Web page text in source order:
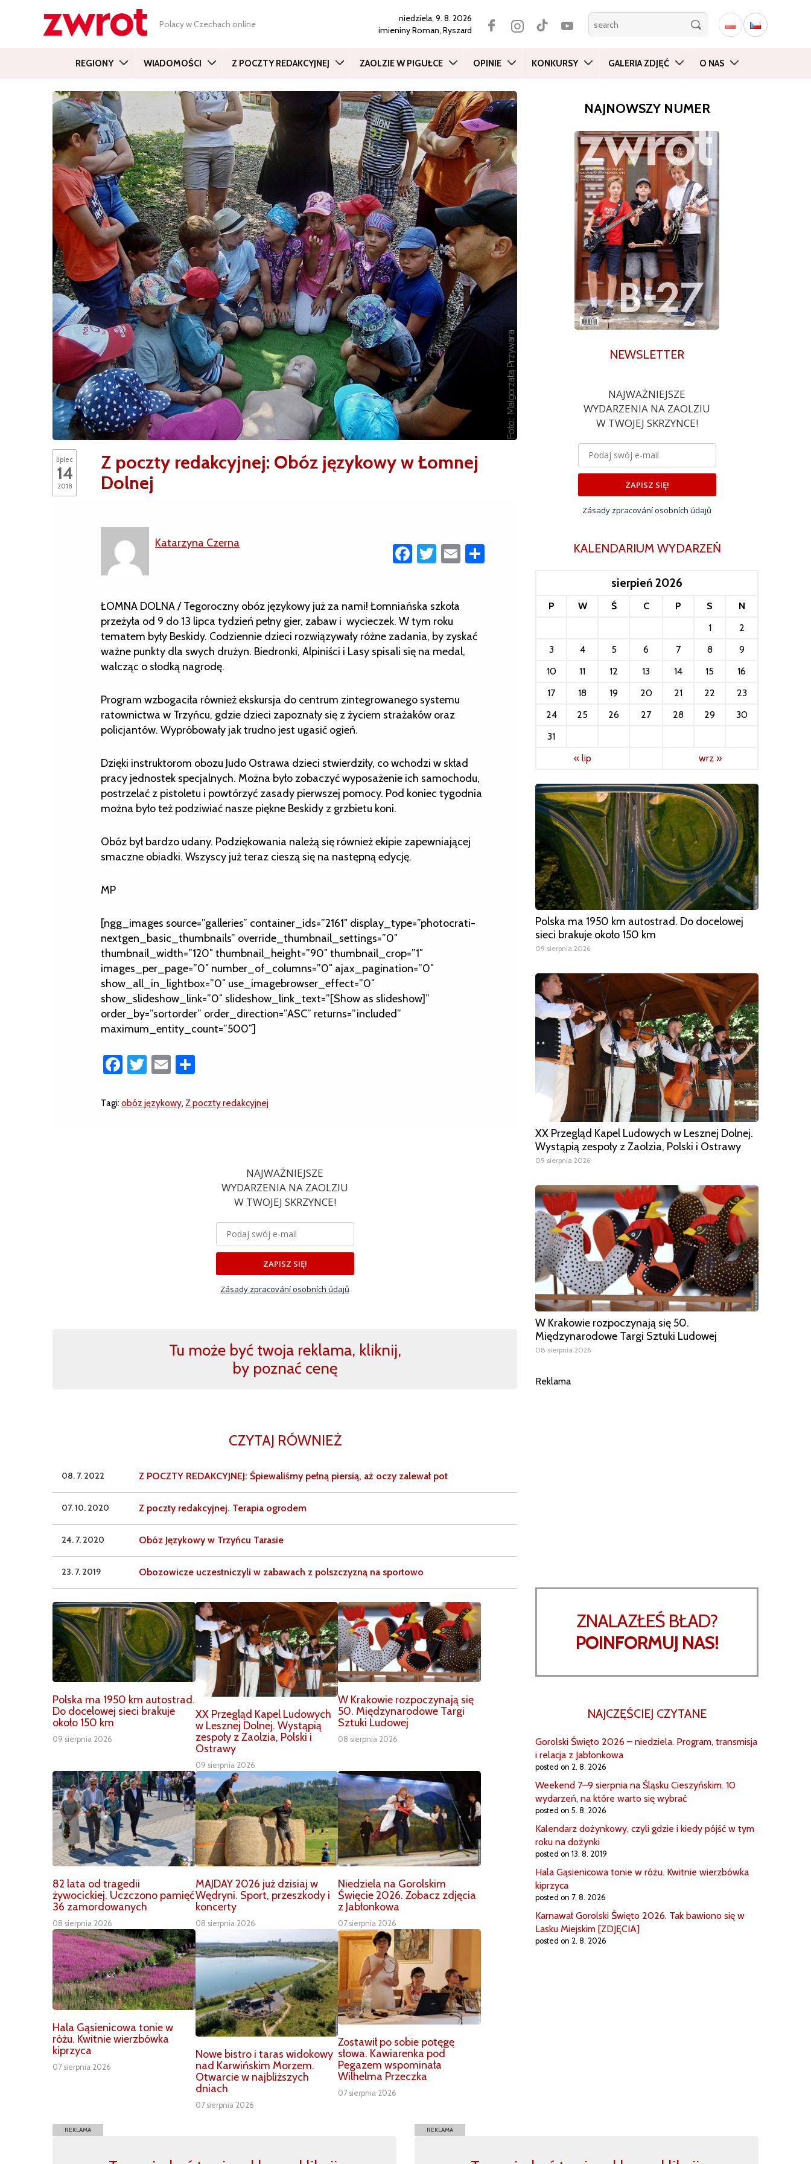
Polacy w Czechach online
niedziela, 9. 8. 2026
imieninyRoman, Ryszard
REGIONY WIADOMOŚCI Z POCZTY REDAKCYJNEJ ZAOLZIE W PIGUŁCE OPINIE KONKURSY GALERIA ZDJĘĆ O NAS
lipiec
14
2018
Z poczty redakcyjnej: Obóz językowy w Łomnej
Dolnej
Katarzyna Czerna Facebook
Twitter
Email
ŁOMNA DOLNA / Tegoroczny obóz językowy już za nami! Łomniańska szkoła
przeżyła od 9 do 13 lipca tydzień pełny gier, zabaw i wycieczek. W tym roku
tematem były Beskidy. Codziennie dzieci rozwiązywały różne zadania, by zyskać
ważne punkty dla swych drużyn. Biedronki, Alpiniści i Lasy spisali się na medal,
walcząc o słodką nagrodę.
Program wzbogaciła również ekskursja do centrum zintegrowanego systemu
ratownictwa w Trzyńcu, gdzie dzieci zapoznały się z życiem strażaków oraz
policjantów. Wypróbowały jak trudno jest ugasić ogień.
Dzięki instruktorom obozu Judo Ostrawa dzieci stwierdziły, co wchodzi w skład
pracy jednostek specjalnych. Można było zobaczyć wyposażenie ich samochodu,
postrzelać z pistoletu i powtórzyć zasady pierwszej pomocy. Pod koniec tygodnia
można było też podziwiać nasze piękne Beskidy z grzbietu koni.
Obóz był bardzo udany. Podziękowania należą się również ekipie zapewniającej
smaczne obiadki. Wszyscy już teraz cieszą się na następną edycję.
MP
[ngg_images source=”galleries” container_ids=”2161″ display_type=”photocrati-
nextgen_basic_thumbnails” override_thumbnail_settings=”0″
thumbnail_width=”120″ thumbnail_height=”90″ thumbnail_crop=”1″
images_per_page=”0″ number_of_columns=”0″ ajax_pagination=”0″
show_all_in_lightbox=”0″ use_imagebrowser_effect=”0″
show_slideshow_link=”0″ slideshow_link_text=”[Show as slideshow]”
order_by=”sortorder” order_direction=”ASC” returns=”included”
maximum_entity_count=”500″]
Facebook
Twitter
Email
Tagi:obóz językowy, Z poczty redakcyjnej
NAJWAŻNIEJSZE
WYDARZENIA NA ZAOLZIU
W TWOJEJ SKRZYNCE!
ZAPISZ SIĘ!
Zásady zpracování osobních údajů
Tu może być twoja reklama, kliknij,
by poznać cenę
CZYTAJ RÓWNIEŻ
08. 7. 2022 Z POCZTY REDAKCYJNEJ: Śpiewaliśmy pełną piersią, aż oczy zalewał pot
07. 10. 2020 Z poczty redakcyjnej. Terapia ogrodem
24. 7. 2020 Obóz Językowy w Trzyńcu Tarasie
23. 7. 2019 Obozowicze uczestniczyli w zabawach z polszczyzną na sportowo
Polska ma 1950 km autostrad.
Do docelowej sieci brakuje
około 150 km
09 sierpnia 2026
XX Przegląd Kapel Ludowych
w Lesznej Dolnej. Wystąpią
zespoły z Zaolzia, Polski i
Ostrawy
09 sierpnia 2026
W Krakowie rozpoczynają się
50. Międzynarodowe Targi
Sztuki Ludowej
08 sierpnia 2026
82 lata od tragedii
żywocickiej. Uczczono pamięć
36 zamordowanych
08 sierpnia 2026
MAJDAY 2026 już dzisiaj w
Wędryni. Sport, przeszkody i
koncerty
08 sierpnia 2026
Niedziela na Gorolskim
Święcie 2026. Zobacz zdjęcia
z Jabłonkowa
07 sierpnia 2026
Hala Gąsienicowa tonie w
różu. Kwitnie wierzbówka
kiprzyca
07 sierpnia 2026
Nowe bistro i taras widokowy
nad Karwińskim Morzem.
Otwarcie w najbliższych
dniach
07 sierpnia 2026
Zostawił po sobie potęgę
słowa. Kawiarenka pod
Pegazem wspominała
Wilhelma Przeczka
07 sierpnia 2026
NAJNOWSZY NUMER
NEWSLETTER
NAJWAŻNIEJSZE
WYDARZENIA NA ZAOLZIU
W TWOJEJ SKRZYNCE!
ZAPISZ SIĘ!
Zásady zpracování osobních údajů
KALENDARIUM WYDARZEŃ
sierpień 2026
P W Ś C P S
N
1
2
3
4 5 6 7 8
9
10
11 12 13 14 15
16
17
18 19 20 21 22
23
24
25 26 27 28 29
30
31
« lip
wrz »
Polska ma 1950 km autostrad. Do docelowej
sieci brakuje około 150 km
09 sierpnia 2026
XX Przegląd Kapel Ludowych w Lesznej Dolnej.
Wystąpią zespoły z Zaolzia, Polski i Ostrawy
09 sierpnia 2026
W Krakowie rozpoczynają się 50.
Międzynarodowe Targi Sztuki Ludowej
08 sierpnia 2026
Reklama
ZNALAZŁEŚ BŁAD?
POINFORMUJ NAS!
NAJCZĘŚCIEJ CZYTANE
Gorolski Święto 2026 – niedziela. Program, transmisja
i relacja z Jabłonkowa
posted on 2. 8. 2026
Weekend 7–9 sierpnia na Śląsku Cieszyńskim. 10
wydarzeń, na które warto się wybrać
posted on 5. 8. 2026
Kalendarz dożynkowy, czyli gdzie i kiedy pójść w tym
roku na dożynki
posted on 13. 8. 2019
Hala Gąsienicowa tonie w różu. Kwitnie wierzbówka
kiprzyca
posted on 7. 8. 2026
Karnawał Gorolski Święto 2026. Tak bawiono się w
Lasku Miejskim [ZDJĘCIA]
posted on 2. 8. 2026
REKLAMA REKLAMA